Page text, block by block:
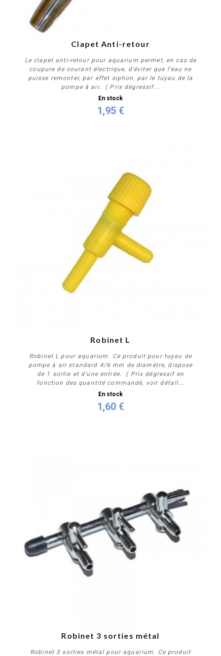
Clapet Anti-retour
Le clapet anti-retour pour aquarium permet, en cas de
coupure de courant électrique, d'éviter que l'eau ne
puisse remonter, par effet siphon, par le tuyau de la
pompe à air. ( Prix dégressif...
En stock
1,95 €
Robinet L
Robinet L pour aquarium. Ce produit pour tuyau de
pompe à air standard 4/6 mm de diamètre, dispose
de 1 sortie et d'une entrée. ( Prix dégressif en
fonction des quantité commandé, voir détail...
En stock
1,60 €
Robinet 3 sorties métal
Robinet 3 sorties métal pour aquarium. Ce produit